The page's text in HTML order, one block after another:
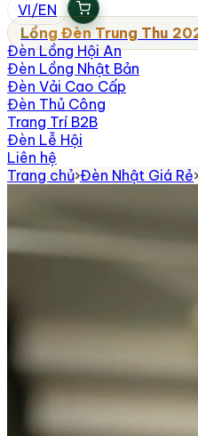
VI/EN
Lồng Đèn Trung Thu
Đèn Lồng Hội An
Đèn Lồng Nhật Bản
Đèn Vải Cao Cấp
Đèn Thủ Công
Trang Trí B2B
Đèn Lễ Hội
Liên hệ
Trang chủ›Đèn Nhật Giá Rẻ›